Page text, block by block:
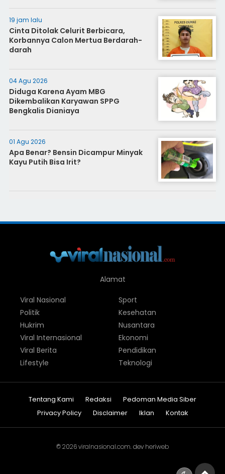
19 jam lalu
Cinta Ditolak Celurit Berbicara,
Korbannya Calon Mertua Berdarah-
darah
04 Agu 2026
Diduga Karena Ayam MBG
Dikembalikan Karyawan SPPG
Bengkalis Dianiaya
01 Agu 2026
Apa Benar? Bensin Dicampur Minyak
Kayu Putih Bisa Irit?
Alamat
Viral Nasional
Politik
Hukrim
Viral Internasional
Viral Berita
Lifestyle
Sport
Kesehatan
Nusantara
Ekonomi
Pendidikan
Teknologi
Tentang Kami Redaksi
Pedoman Media Siber
Privacy Policy
Disclaimer Iklan Kontak
© 2026viralnasional.com. dev heriweb